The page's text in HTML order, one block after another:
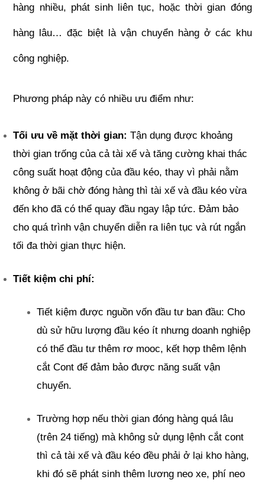
hàng nhiều, phát sinh liên tục, hoặc thời gian đóng
hàng lâu… đặc biệt là vận chuyển hàng ở các khu
công nghiệp.
Phương pháp này có nhiều ưu điểm như:
Tối ưu về mặt thời gian: Tận dụng được khoảng
thời gian trống của cả tài xế và tăng cường khai thác
công suất hoạt động của đầu kéo, thay vì phải nằm
không ở bãi chờ đóng hàng thì tài xế và đầu kéo vừa
đến kho đã có thể quay đầu ngay lập tức. Đảm bảo
cho quá trình vận chuyển diễn ra liên tục và rút ngắn
tối đa thời gian thực hiện.
Tiết kiệm chi phí:
Tiết kiệm được nguồn vốn đầu tư ban đầu: Cho
dù sử hữu lượng đầu kéo ít nhưng doanh nghiệp
có thể đầu tư thêm rơ mooc, kết hợp thêm lệnh
cắt Cont để đảm bảo được năng suất vận
chuyển.
Trường hợp nếu thời gian đóng hàng quá lâu
(trên 24 tiếng) mà không sử dụng lệnh cắt cont
thì cả tài xế và đầu kéo đều phải ở lại kho hàng,
khi đó sẽ phát sinh thêm lương neo xe, phí neo